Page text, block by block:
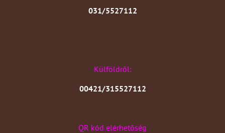
031/5527112
Külföldről:
00421/315527112
QR kód elérhetőség